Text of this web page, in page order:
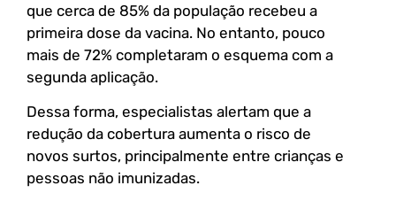
que cerca de 85% da população recebeu a
primeira dose da vacina. No entanto, pouco
mais de 72% completaram o esquema com a
segunda aplicação.
Dessa forma, especialistas alertam que a
redução da cobertura aumenta o risco de
novos surtos, principalmente entre crianças e
pessoas não imunizadas.